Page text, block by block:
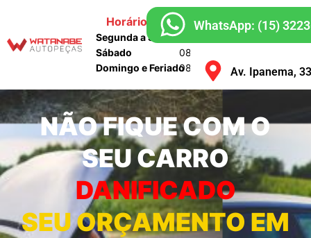
Horário de Atendimento
Segunda a Sexta 08:00 às 18:00
Sábado
08:00 às 16:00
Domingo e Feriado08:00 às 12:00
WhatsApp: (15)
Av. Ipanema,
NÃO FIQUE COM O
SEU CARRO
DANIFICADO
SEU ORÇAMENTO EM